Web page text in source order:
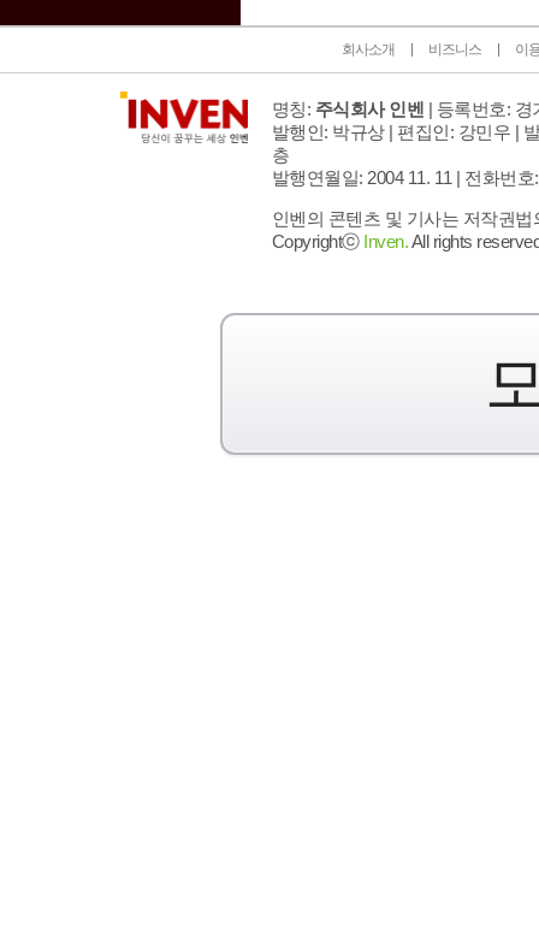
회사소개 비즈니스 이
명칭: 주식회사 인벤 | 등록번호: 경
발행인: 박규상 | 편집인: 강민우 |
층
발행연월일: 2004 11. 11 | 전화번호
인벤의 콘텐츠 및 기사는 저작권
Copyrightⓒ Inven.All rights